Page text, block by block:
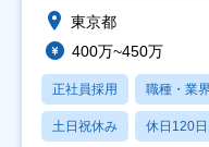
東京都
400万~450万
正社員採用 職種・業
土日祝休み 休日120